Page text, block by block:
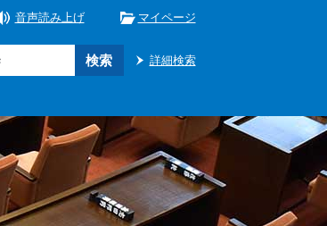
音声読み上げ マイページ
詳細検索